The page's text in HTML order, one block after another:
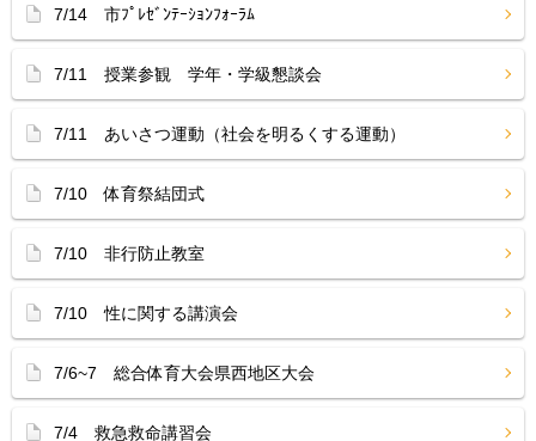
7/14 市ﾌﾟﾚｾﾞﾝﾃｰｼｮﾝﾌｫｰﾗﾑ
7/11 授業参観 学年・学級懇談会
7/11 あいさつ運動（社会を明るくする運動）
7/10 体育祭結団式
7/10 非行防止教室
7/10 性に関する講演会
7/6~7 総合体育大会県西地区大会
7/4 救急救命講習会